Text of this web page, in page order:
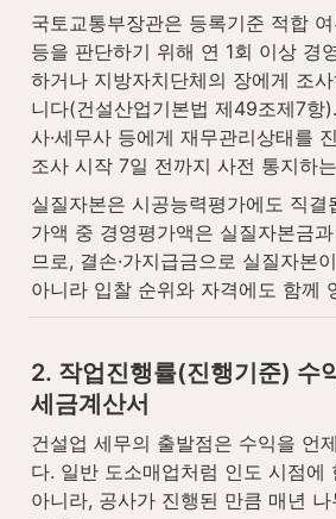
국토교통부장관은 등록기준 적합
등을 판단하기 위해 연 1회 이상 경
하거나 지방자치단체의 장에게 조
니다(건설산업기본법 제49조제7항
사·세무사 등에게 재무관리상태를
조사 시작 7일 전까지 사전 통지하
실질자본은 시공능력평가에도 직결
가액 중 경영평가액은 실질자본금
므로, 결손·가지급금으로 실질자본
아니라 입찰 순위와 자격에도 함께
2. 작업진행률(진행기준) 수
세금계산서
건설업 세무의 출발점은 수익을 언
다. 일반 도소매업처럼 인도 시점에
아니라, 공사가 진행된 만큼 매년